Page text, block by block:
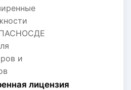
лицензия